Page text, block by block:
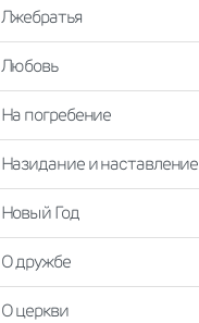
Лжебратья
Любовь
На погребение
Назидание и наставление
Новый Год
О дружбе
О церкви